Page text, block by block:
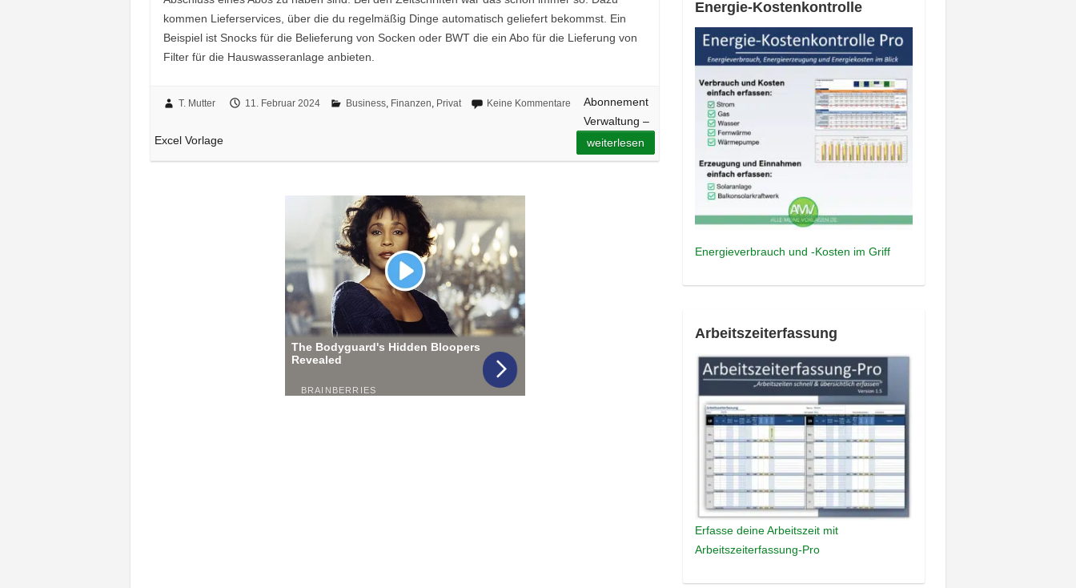
kommen Lieferservices, über die du regelmäßig Dinge automatisch geliefert bekommst. Ein
Beispiel ist Snocks für die Belieferung von Socken oder BWT die ein Abo für die Lieferung von
Filter für die Hauswasseranlage anbieten.
T. Mutter 11. Februar 2024 Business, Finanzen, Privat Keine Kommentare
Abonnement
Verwaltung –
Excel Vorlage
weiterlesen
Energie-Kostenkontrolle
Energieverbrauch und -Kosten im Griff
Arbeitszeiterfassung
Erfasse deine Arbeitszeit mit
Arbeitszeiterfassung-Pro